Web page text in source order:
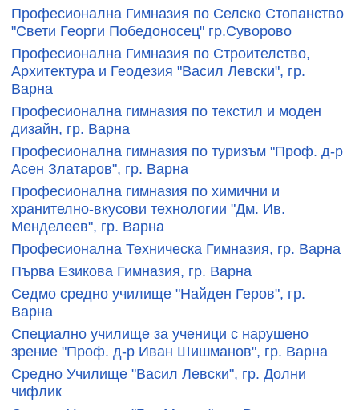
Професионална Гимназия по Селско Стопанство
"Свети Георги Победоносец" гр.Суворово
Професионална Гимназия по Строителство,
Архитектура и Геодезия "Васил Левски", гр.
Варна
Професионална гимназия по текстил и моден
дизайн, гр. Варна
Професионална гимназия по туризъм "Проф. д-р
Асен Златаров", гр. Варна
Професионална гимназия по химични и
хранително-вкусови технологии "Дм. Ив.
Менделеев", гр. Варна
Професионална Техническа Гимназия, гр. Варна
Първа Езикова Гимназия, гр. Варна
Седмо средно училище "Найден Геров", гр.
Варна
Специално училище за ученици с нарушено
зрение "Проф. д-р Иван Шишманов", гр. Варна
Средно Училище "Васил Левски", гр. Долни
чифлик